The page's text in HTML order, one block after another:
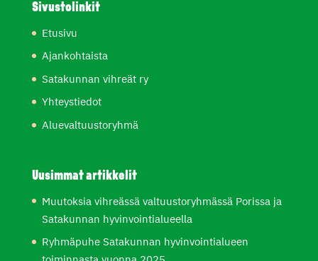
Sivustolinkit
Etusivu
Ajankohtaista
Satakunnan vihreät ry
Yhteystiedot
Aluevaltuustoryhmä
Uusimmat artikkelit
Muutoksia vihreässä valtuustoryhmässä Porissa ja
Satakunnan hyvinvointialueella
Ryhmäpuhe Satakunnan hyvinvointialueen